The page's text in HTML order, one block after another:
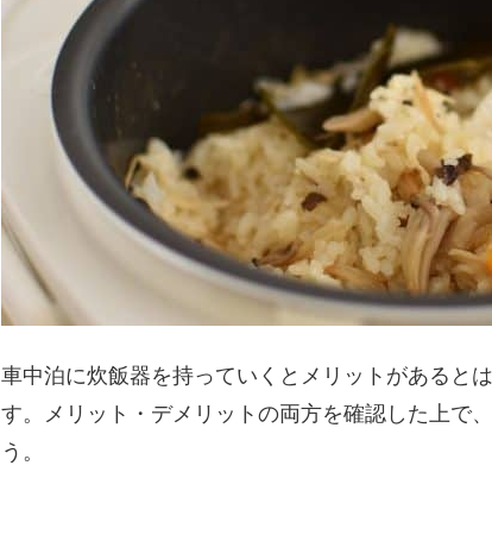
車中泊に炊飯器を持っていくとメリットがあると
す。メリット・デメリットの両方を確認した上で
う。